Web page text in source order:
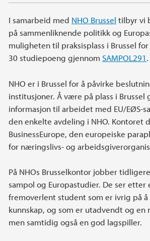
I samarbeid med NHO Brussel tilbyr vi
på sammenliknende politikk og
muligheten til praksisplass i Brussel
30 studiepoeng gjennom SAMPOL291.
NHO er i Brussel for å påvirke
institusjoner. Å være på plass i Brussel
informasjon til arbeidet med EU/EØS-
den enkelte avdeling i NHO. Kontoret
BusinessEurope, den europeiske
for næringslivs- og
På NHOs Brusselkontor jobber
sampol og Europastudier. De ser etter
fremoverlent student som er ivrig på
kunnskap, og som er utadvendt og
men samtidig også en god lagspiller.